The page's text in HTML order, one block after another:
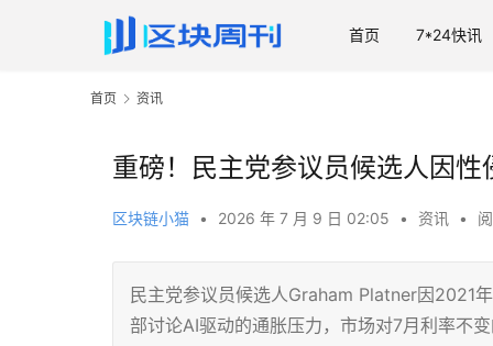
首页 7*24快讯
首页 资讯
重磅！民主党参议员候选人因
区块链小猫 • 2026 年 7 月 9 日 02:05 • 资讯 •
民主党参议员候选人Graham Platner因2021
部讨论AI驱动的通胀压力，市场对7月利率不